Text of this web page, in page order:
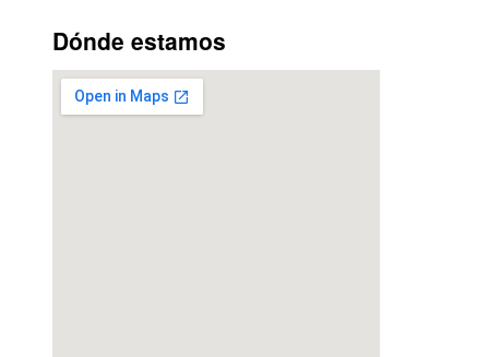
Dónde estamos